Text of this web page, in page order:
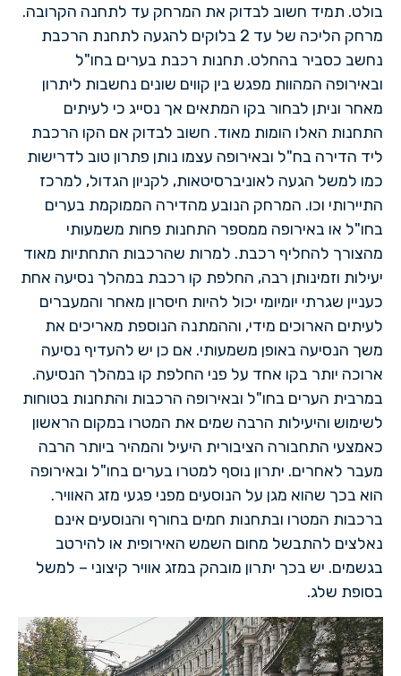
בולט. תמיד חשוב לבדוק את המרחק עד לתחנה הקרובה.
מרחק הליכה של עד 2 בלוקים להגעה לתחנת הרכבת
נחשב כסביר בהחלט. תחנות רכבת בערים בחו"ל
ובאירופה המהוות מפגש בין קווים שונים נחשבות ליתרון
מאחר וניתן לבחור בקו המתאים אך נסייג כי לעיתים
התחנות האלו הומות מאוד. חשוב לבדוק אם הקו הרכבת
ליד הדירה בח"ל ובאירופה עצמו נותן פתרון טוב לדרישות
כמו למשל הגעה לאוניברסיטאות, לקניון הגדול, למרכז
התיירותי וכו. המרחק הנובע מהדירה הממוקמת בערים
בחו"ל או באירופה ממספר התחנות פחות משמעותי
מהצורך להחליף רכבת. למרות שהרכבות התחתיות מאוד
יעילות וזמינותן רבה, החלפת קו רכבת במהלך נסיעה אחת
כעניין שגרתי יומיומי יכול להיות חיסרון מאחר והמעברים
לעיתים הארוכים מידי, וההמתנה הנוספת מאריכים את
משך הנסיעה באופן משמעותי. אם כן יש להעדיף נסיעה
ארוכה יותר בקו אחד על פני החלפת קו במהלך הנסיעה.
במרבית הערים בחו"ל ובאירופה הרכבות והתחנות בטוחות
לשימוש והיעילות הרבה שמים את המטרו במקום הראשון
כאמצעי התחבורה הציבורית היעיל והמהיר ביותר הרבה
מעבר לאחרים. יתרון נוסף למטרו בערים בחו"ל ובאירופה
הוא בכך שהוא מגן על הנוסעים מפני פגעי מזג האוויר.
ברכבות המטרו ובתחנות חמים בחורף והנוסעים אינם
נאלצים להתבשל מחום השמש האירופית או להירטב
בגשמים. יש בכך יתרון מובהק במזג אוויר קיצוני – למשל
בסופת שלג.